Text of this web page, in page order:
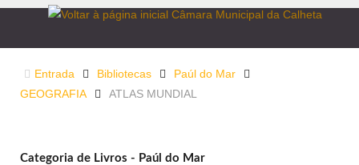
Entrada Bibliotecas
Paúl do Mar
GEOGRAFIA
ATLAS MUNDIAL
Categoria de Livros - Paúl do Mar